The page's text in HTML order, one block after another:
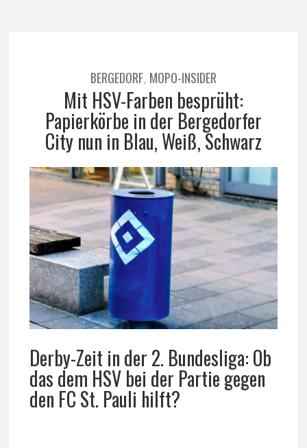
BERGEDORF, MOPO-INSIDER
Mit HSV-Farben besprüht:
Papierkörbe in der Bergedorfer
City nun in Blau, Weiß, Schwarz
Derby-Zeit in der 2. Bundesliga: Ob
das dem HSV bei der Partie gegen
den FC St. Pauli hilft?